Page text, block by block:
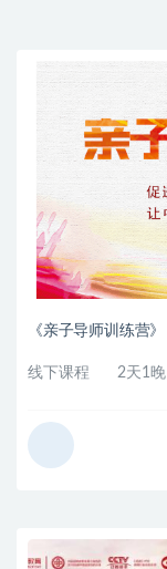
《亲子导师训练营》
线下课程 2天1晚